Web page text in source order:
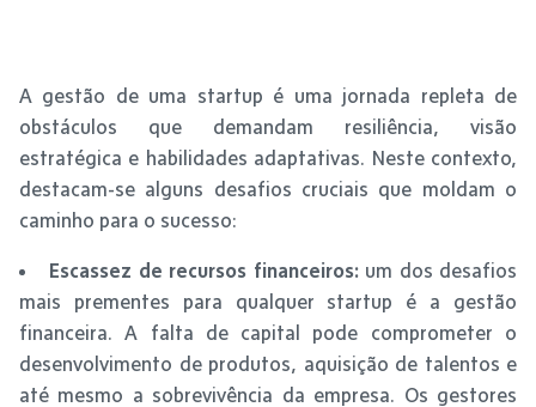
A gestão de uma startup é uma jornada repleta de
obstáculos que demandam resiliência, visão
estratégica e habilidades adaptativas. Neste contexto,
destacam-se alguns desafios cruciais que moldam o
caminho para o sucesso:
Escassez de recursos financeiros: um dos desafios
mais prementes para qualquer startup é a gestão
financeira. A falta de capital pode comprometer o
desenvolvimento de produtos, aquisição de talentos e
até mesmo a sobrevivência da empresa. Os gestores